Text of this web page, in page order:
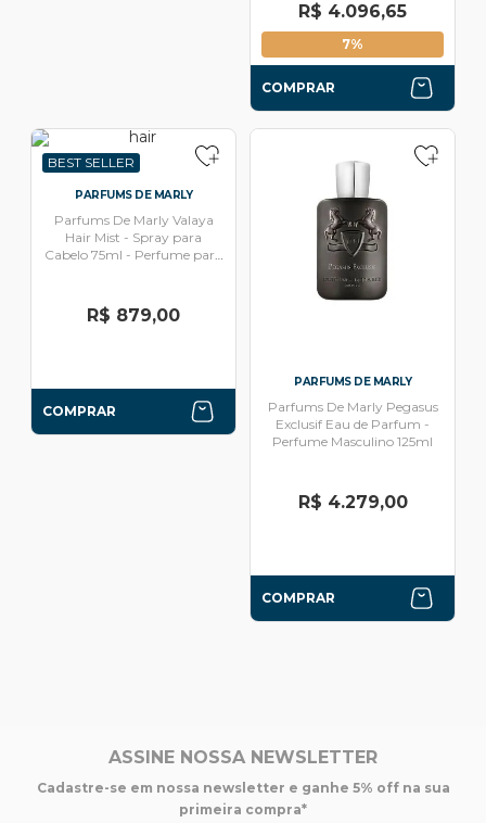
R$ 4.096,65
7%
COMPRAR
BEST SELLER
PARFUMS DE MARLY
Parfums De Marly Valaya
Hair Mist - Spray para
Cabelo 75ml - Perfume para
R$ 879,00
COMPRAR
PARFUMS DE MARLY
Parfums De Marly Pegasus
Exclusif Eau de Parfum -
Perfume Masculino 125ml
R$ 4.279,00
COMPRAR
ASSINE NOSSA NEWSLETTER
Cadastre-se em nossa newsletter e ganhe 5% off na sua
primeira compra*